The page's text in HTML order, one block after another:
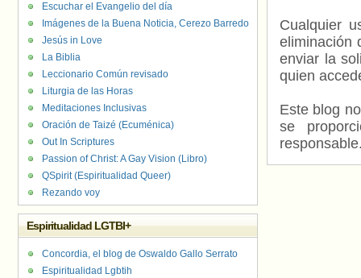
Cualquier
eliminación
enviar la
quien
Este blog
se
Escuchar el Evangelio del día
Imágenes de la Buena Noticia, Cerezo Barredo
Jesús in Love
La Biblia
Leccionario Común revisado
Liturgia de las Horas
Meditaciones Inclusivas
Oración de Taizé (Ecuménica)
Out In Scriptures
Passion of Christ: A Gay Vision (Libro)
QSpirit (Espiritualidad Queer)
Rezando voy
Espiritualidad LGTBI+
Concordia, el blog de Oswaldo Gallo Serrato
Espiritualidad Lgbtih